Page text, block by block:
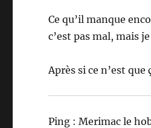
Ce qu’il manque
c’est pas mal, mais
Après si ce n’est que
Ping : Merimac le